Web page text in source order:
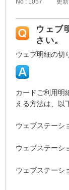
No : 1057 更
ウェブ
さい。
ウェブ明細の切
カードご利用明
える方法は、以
ウェブステーシ
ウェブステーシ
ウェブステーシ